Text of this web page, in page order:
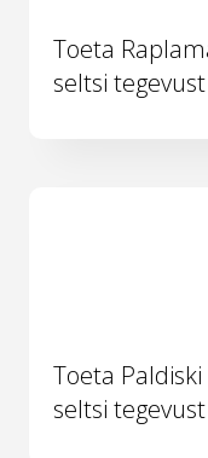
Toeta
seltsi tegevust
Toeta Paldiski
seltsi tegevust